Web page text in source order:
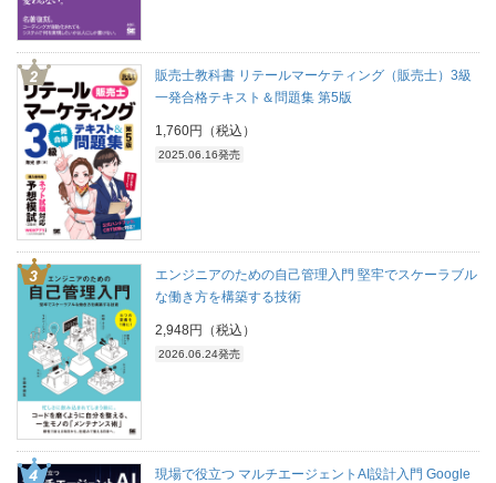
販売士教科書 リテールマーケティング（販売士）3級
一発合格テキスト＆問題集 第5版
1,760円（税込）
2025.06.16発売
エンジニアのための自己管理入門 堅牢でスケーラブル
な働き方を構築する技術
2,948円（税込）
2026.06.24発売
現場で役立つ マルチエージェントAI設計入門 Google